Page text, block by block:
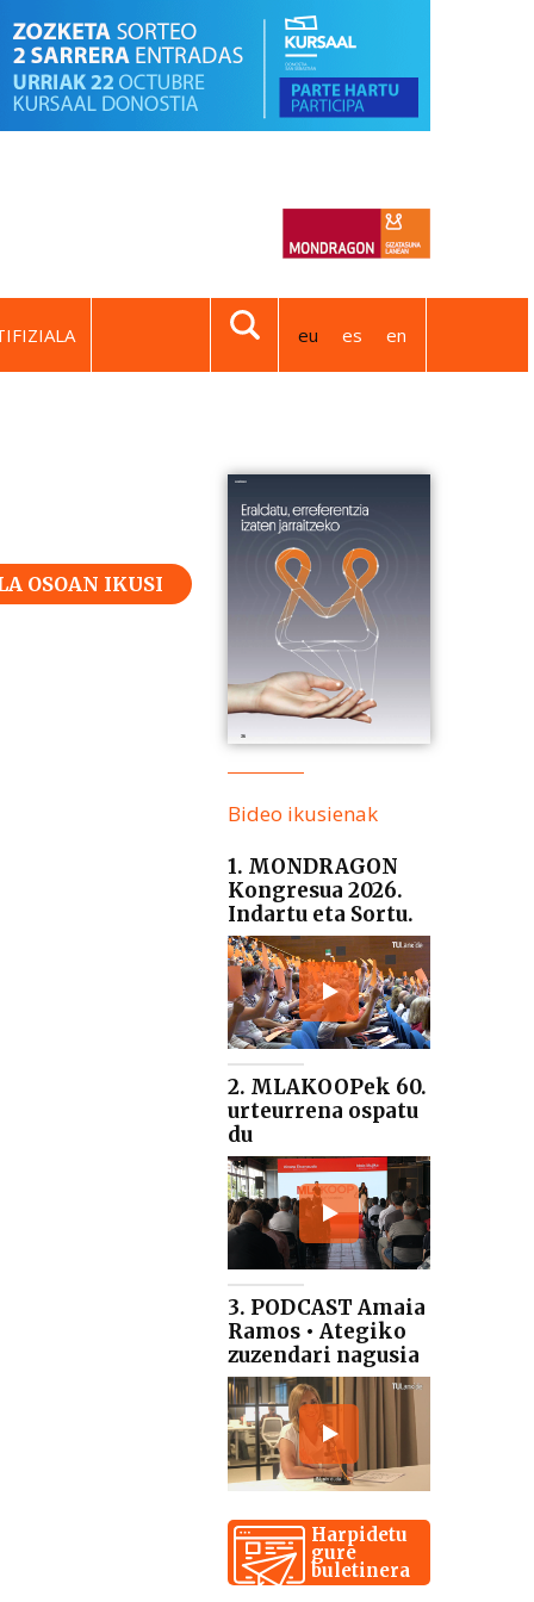
eu es en
OSOAN IKUSI
Bideo ikusienak
1. MONDRAGON
Kongresua 2026.
Indartu eta Sortu.
2. MLAKOOPek 60.
urteurrena ospatu
du
3. PODCAST Amaia
Ramos • Ategiko
zuzendari nagusia
Harpidetu
gure
buletinera